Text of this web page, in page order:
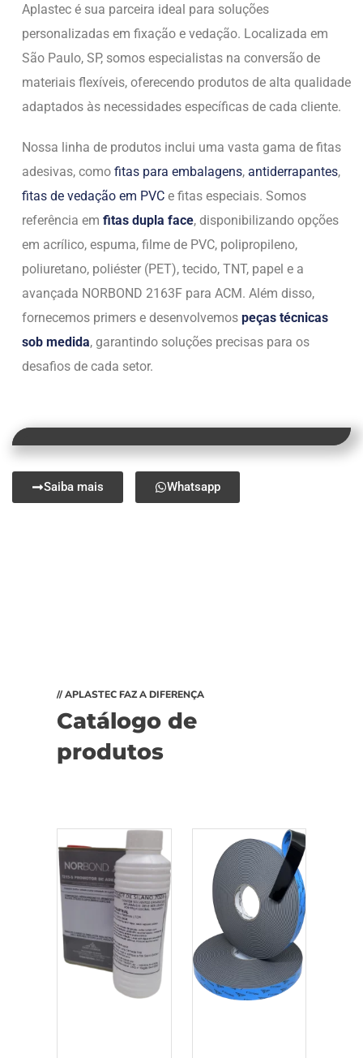
Aplastec é sua parceira ideal para soluções
personalizadas em fixação e vedação. Localizada em
São Paulo, SP, somos especialistas na conversão de
materiais flexíveis, oferecendo produtos de alta qualidade
adaptados às necessidades específicas de cada cliente.
Nossa linha de produtos inclui uma vasta gama de fitas
adesivas, como fitas para embalagens, antiderrapantes,
fitas de vedação em PVC e fitas especiais. Somos
referência em fitas dupla face, disponibilizando opções
em acrílico, espuma, filme de PVC, polipropileno,
poliuretano, poliéster (PET), tecido, TNT, papel e a
avançada NORBOND 2163F para ACM. Além disso,
fornecemos primers e desenvolvemos peças técnicas
sob medida, garantindo soluções precisas para os
desafios de cada setor.
Saiba mais Whatsapp
// APLASTEC FAZ A DIFERENÇA
Catálogo de
produtos